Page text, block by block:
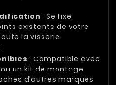
: Se fixe
existants de votre
la visserie
: Compatible avec
un kit de montage
d’autres marques